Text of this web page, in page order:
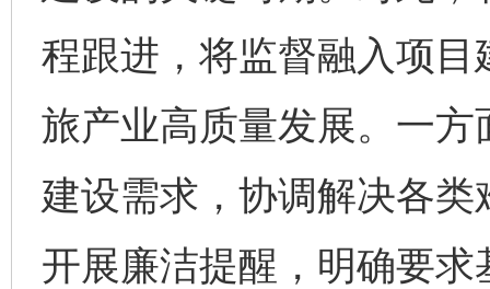
程跟进，将监督融入项
旅产业高质量发展。一
建设需求，协调解决各
开展廉洁提醒，明确要